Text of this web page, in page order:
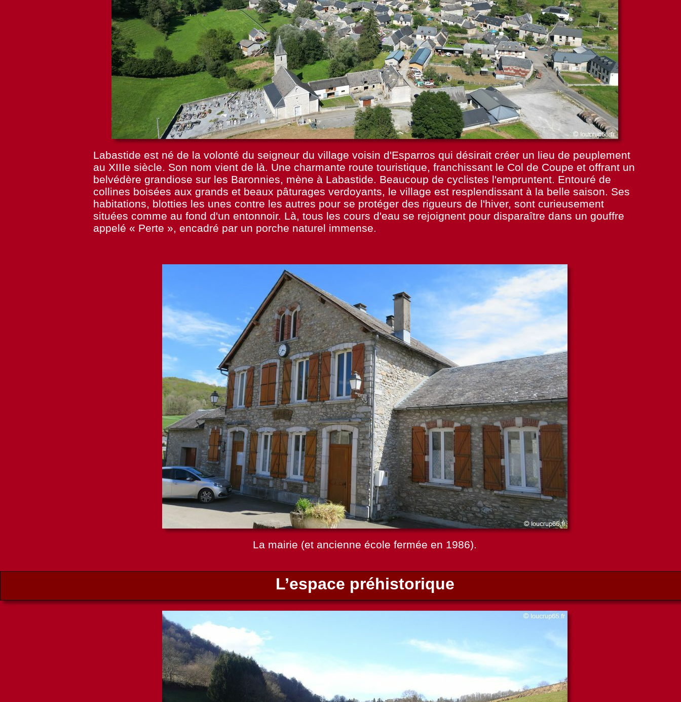
L’espace préhistorique
La mairie (et ancienne école fermée en 1986).
Labastide est né de la volonté du seigneur du village voisin d'Esparros qui désirait créer un lieu de peuplement
au XIIIe siècle. Son nom vient de là. Une charmante route touristique, franchissant le Col de Coupe et offrant un
belvédère grandiose sur les Baronnies, mène à Labastide. Beaucoup de cyclistes l'empruntent. Entouré de
collines boisées aux grands et beaux pâturages verdoyants, le village est resplendissant à la belle saison. Ses
habitations, blotties les unes contre les autres pour se protéger des rigueurs de l'hiver, sont curieusement
situées comme au fond d'un entonnoir. Là, tous les cours d'eau se rejoignent pour disparaître dans un gouffre
appelé « Perte », encadré par un porche naturel immense.